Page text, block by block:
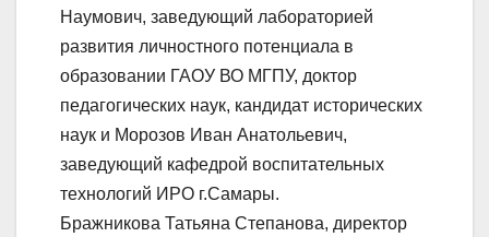
Наумович, заведующий лабораторией
развития личностного потенциала в
образовании ГАОУ ВО МГПУ, доктор
педагогических наук, кандидат исторических
наук и Морозов Иван Анатольевич,
заведующий кафедрой воспитательных
технологий ИРО г.Самары.
Бражникова Татьяна Степанова, директор